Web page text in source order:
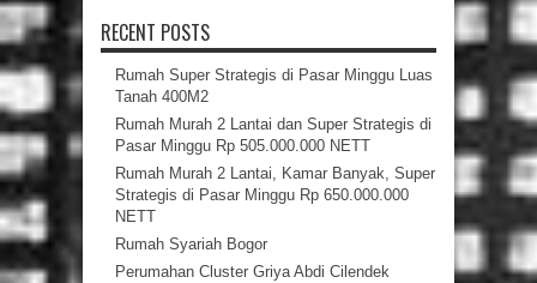
RECENT POSTS
Rumah Super Strategis di Pasar Minggu Luas
Tanah 400M2
Rumah Murah 2 Lantai dan Super Strategis di
Pasar Minggu Rp 505.000.000 NETT
Rumah Murah 2 Lantai, Kamar Banyak, Super
Strategis di Pasar Minggu Rp 650.000.000
NETT
Rumah Syariah Bogor
Perumahan Cluster Griya Abdi Cilendek